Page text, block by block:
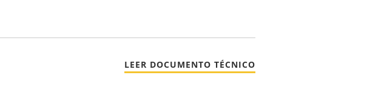
LEER DOCUMENTO TÉCNICO